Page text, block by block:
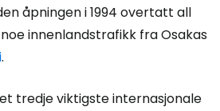
åpningen i 1994 overtatt all
innenlandstrafikk fra Osakas
.
tredje viktigste internasjonale